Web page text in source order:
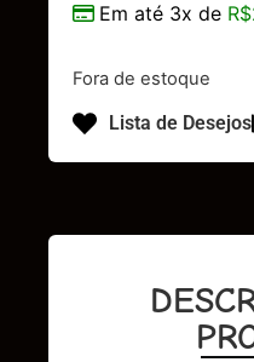
Em até 3x de R$
Fora de estoque
Lista de Desejos